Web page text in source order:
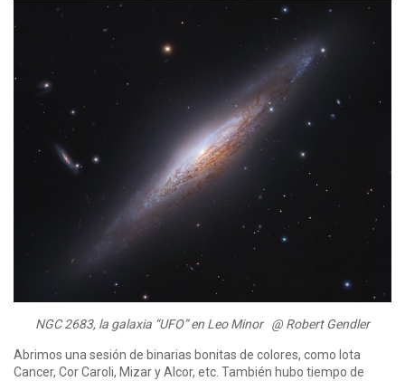
NGC 2683, la galaxia “UFO” en Leo Minor @ Robert Gendler
Abrimos una sesión de binarias bonitas de colores, como Iota
Cancer, Cor Caroli, Mizar y Alcor, etc. También hubo tiempo de